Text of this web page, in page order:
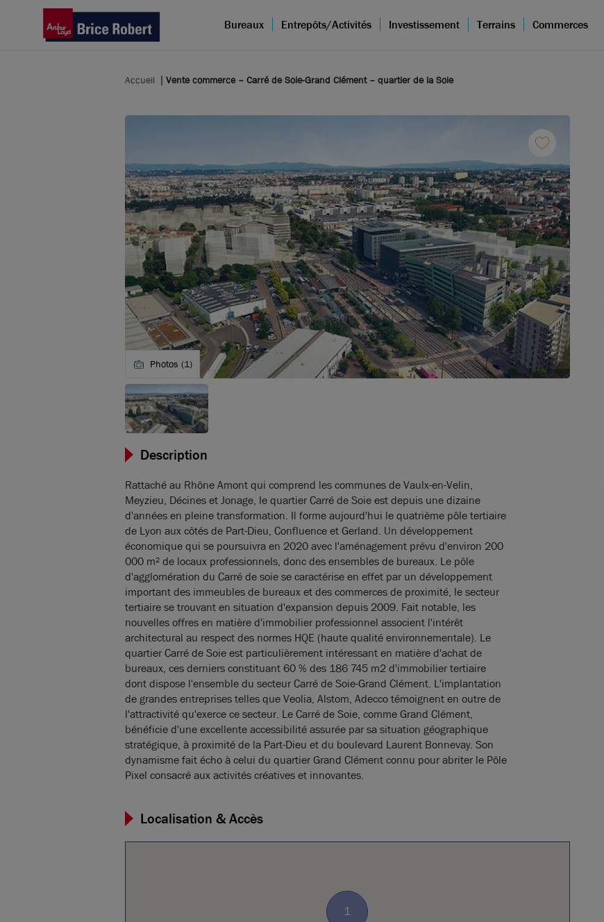
Bureaux Entrepôts/Activités Investissement Terrains Commerces
Accueil Vente commerce – Carré de Soie-Grand Clément – quartier de la Soie
Photos (1)
Description
Rattaché au Rhône Amont qui comprend les communes de Vaulx-en-Velin,
Meyzieu, Décines et Jonage, le quartier Carré de Soie est depuis une dizaine
d'années en pleine transformation. Il forme aujourd'hui le quatrième pôle tertiaire
de Lyon aux côtés de Part-Dieu, Confluence et Gerland. Un développement
économique qui se poursuivra en 2020 avec l'aménagement prévu d'environ 200
000 m² de locaux professionnels, donc des ensembles de bureaux. Le pôle
d'agglomération du Carré de soie se caractérise en effet par un développement
important des immeubles de bureaux et des commerces de proximité, le secteur
tertiaire se trouvant en situation d'expansion depuis 2009. Fait notable, les
nouvelles offres en matière d'immobilier professionnel associent l'intérêt
architectural au respect des normes HQE (haute qualité environnementale). Le
quartier Carré de Soie est particulièrement intéressant en matière d'achat de
bureaux, ces derniers constituant 60 % des 186 745 m2 d'immobilier tertiaire
dont dispose l'ensemble du secteur Carré de Soie-Grand Clément. L'implantation
de grandes entreprises telles que Veolia, Alstom, Adecco témoignent en outre de
l'attractivité qu'exerce ce secteur. Le Carré de Soie, comme Grand Clément,
bénéficie d'une excellente accessibilité assurée par sa situation géographique
stratégique, à proximité de la Part-Dieu et du boulevard Laurent Bonnevay. Son
dynamisme fait écho à celui du quartier Grand Clément connu pour abriter le Pôle
Pixel consacré aux activités créatives et innovantes.
Localisation & Accès
1